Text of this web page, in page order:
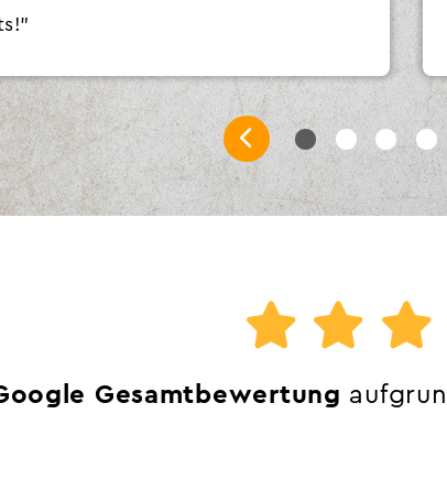
Gesamtbewertung